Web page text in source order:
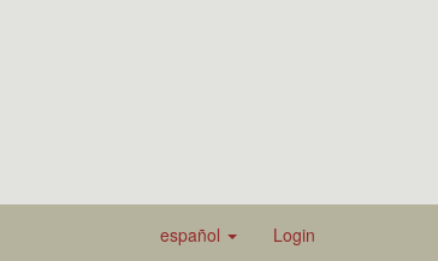
español Login